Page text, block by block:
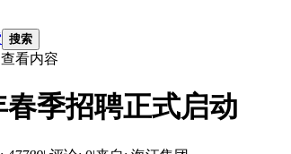
搜索
查看内容
春季招聘正式启动